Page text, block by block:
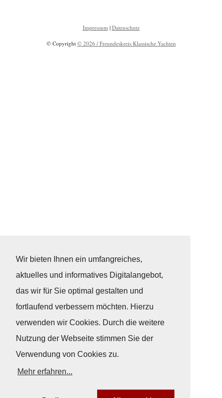
Wir bieten Ihnen ein umfangreiches,
aktuelles und informatives Digitalangebot,
das wir für Sie optimal gestalten und
fortlaufend verbessern möchten. Hierzu
verwenden wir Cookies. Durch die weitere
Nutzung der Webseite stimmen Sie der
Verwendung von Cookies zu.
Mehr erfahren...
Impressum | Datenschutz
© Copyright © 2026 / Freundeskreis Klassische Yachten